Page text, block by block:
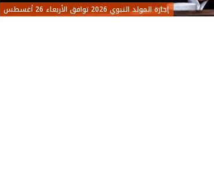
إجازة المولد النبوي 2026 توافق الأربعاء 26 أغسطس